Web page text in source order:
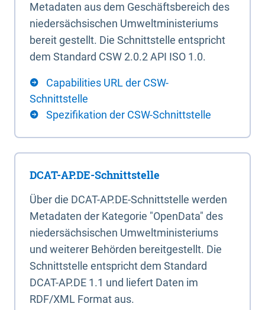
Metadaten aus dem Geschäftsbereich des
niedersächsischen Umweltministeriums
bereit gestellt. Die Schnittstelle entspricht
dem Standard CSW 2.0.2 API ISO 1.0.
Capabilities URL der CSW-
Schnittstelle
Spezifikation der CSW-Schnittstelle
DCAT-AP.DE-Schnittstelle
Über die DCAT-AP.DE-Schnittstelle werden
Metadaten der Kategorie "OpenData" des
niedersächsischen Umweltministeriums
und weiterer Behörden bereitgestellt. Die
Schnittstelle entspricht dem Standard
DCAT-AP.DE 1.1 und liefert Daten im
RDF/XML Format aus.